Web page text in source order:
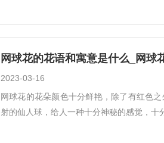
网球花的花语和寓意是什么_网球
2023-03-16
网球花的花朵颜色十分鲜艳，除了有红色
射的仙人球，给人一种十分神秘的感觉，十